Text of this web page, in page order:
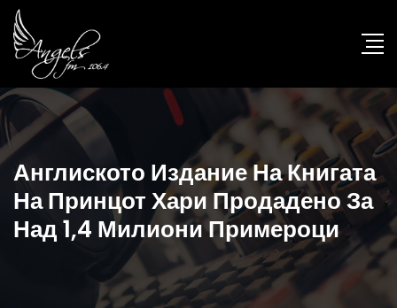
Англиското Издание На Книгата
На Принцот Хари Продадено За
Над 1,4 Милиони Примероци